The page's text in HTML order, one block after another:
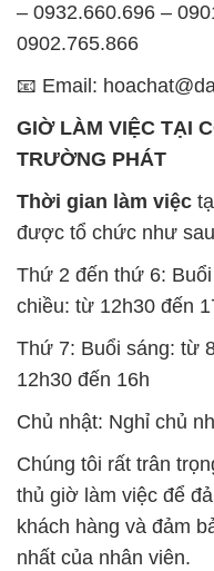
– 0932.660.696 –
0902.765.866
📧 Email:
GIỜ LÀM VIỆC TẠI
TRƯỜNG PHÁT
Thời gian làm việc
được tổ chức như
Thứ 2 đến thứ 6:
chiều: từ 12h30 đến
Thứ 7: Buổi sáng: từ
12h30 đến 16h
Chủ nhật: Nghỉ chủ
Chúng tôi rất trân
thủ giờ làm việc để
khách hàng và đảm
nhất của nhân viên.